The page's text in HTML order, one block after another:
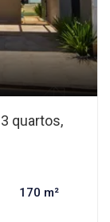
quartos,
170 m²